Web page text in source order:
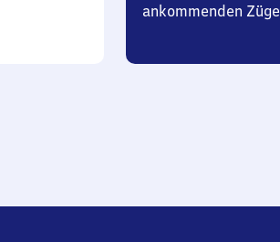
ankommenden Züge